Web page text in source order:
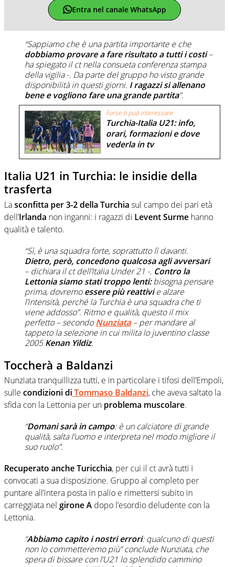
Entra nel canale WhatsApp
“Sappiamo che è una partita importante e che
dobbiamo provare a fare risultato a tutti i costi–
ha spiegato il ct nella consueta conferenza stampa
della vigilia -. Da parte del gruppo ho visto grande
disponibilità in questi giorni. I ragazzi si allenano
bene e vogliono fare una grande partita”.
Forse ti può interessare
Turchia-Italia U21: info,
orari, formazioni e dove
vederla in tv
Italia U21 in Turchia: le insidie della
trasferta
Lasconfitta per 3-2 della Turchia sul campo dei pari età
dell’Irlanda non inganni: i ragazzi di Levent Surme hanno
qualità e talento.
“Sì, è una squadra forte, soprattutto lì davanti.
Dietro, però, concedono qualcosa agli avversari
– dichiara il ct dell’Italia Under 21 -. Contro la
Lettonia siamo stati troppo lenti:bisogna pensare
prima, dovremoessere più reattivie alzare
l’intensità, perché la Turchia è una squadra che ti
viene addosso”. Ritmo e qualità, questo il mix
perfetto – secondoNunziata– per mandare al
tappeto la selezione in cui milita lo juventino classe
2005Kenan Yildiz.
Toccherà a Baldanzi
Nunziata tranquillizza tutti, e in particolare i tifosi dell’Empoli,
sulle condizioni diTommaso Baldanzi, che aveva saltato la
sfida con la Lettonia per un problema muscolare.
“Domani sarà in campo: è un calciatore di grande
qualità, salta l’uomo e interpreta nel modo migliore il
suo ruolo”.
Recuperato anche Turicchia, per cui il ct avrà tutti i
convocati a sua disposizione. Gruppo al completo per
puntare all’intera posta in palio e rimettersi subito in
carreggiata nel girone A dopo l’esordio deludente con la
Lettonia.
“Abbiamo capito i nostri errori: qualcuno di questi
non lo commetteremo più” conclude Nunziata, che
spera di bissare con l’U21 lo splendido cammino